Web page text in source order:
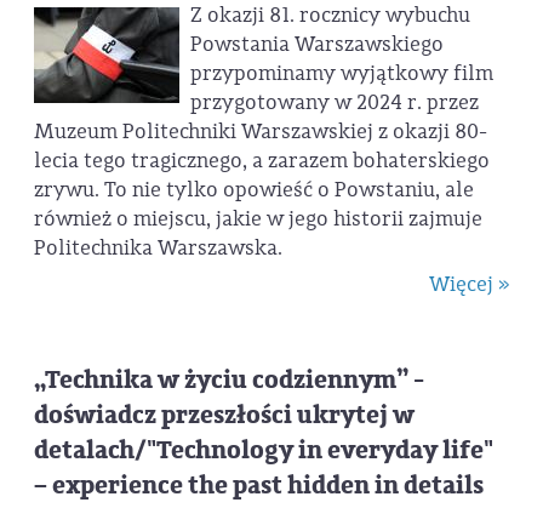
Z okazji 81. rocznicy wybuchu
Powstania Warszawskiego
przypominamy wyjątkowy film
przygotowany w 2024 r. przez
Muzeum Politechniki Warszawskiej z okazji 80-
lecia tego tragicznego, a zarazem bohaterskiego
zrywu. To nie tylko opowieść o Powstaniu, ale
również o miejscu, jakie w jego historii zajmuje
Politechnika Warszawska.
Więcej »
„Technika w życiu codziennym” -
doświadcz przeszłości ukrytej w
detalach/"Technology in everyday life"
– experience the past hidden in details